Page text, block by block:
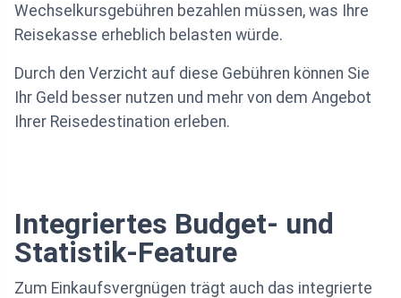
Wechselkursgebühren bezahlen müssen, was Ihre
Reisekasse erheblich belasten würde.
Durch den Verzicht auf diese Gebühren können Sie
Ihr Geld besser nutzen und mehr von dem Angebot
Ihrer Reisedestination erleben.
Integriertes Budget- und
Statistik-Feature
Zum Einkaufsvergnügen trägt auch das integrierte